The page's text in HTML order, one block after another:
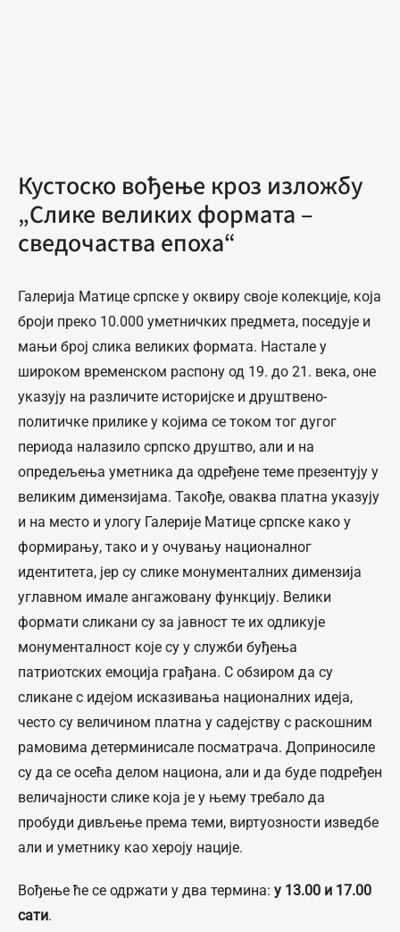
Кустоско вођење кроз изложбу
„Слике великих формата –
сведочаства епоха“
Галерија Матице српске у оквиру своје колекције, која
броји преко 10.000 уметничких предмета, поседује и
мањи број слика великих формата. Настале у
широком временском распону од 19. до 21. века, оне
указују на различите историјске и друштвено-
политичке прилике у којима се током тог дугог
периода налазило српско друштво, али и на
опредељења уметника да одређене теме презентују у
великим димензијама. Такође, оваква платна указују
и на место и улогу Галерије Матице српске како у
формирању, тако и у очувању националног
идентитета, јер су слике монументалних димензија
углавном имале ангажовану функцију. Велики
формати сликани су за јавност те их одликује
монументалност које су у служби буђења
патриотских емоција грађана. С обзиром да су
сликане с идејом исказивања националних идеја,
често су величином платна у садејству с раскошним
рамовима детерминисале посматрача. Доприносиле
су да се осећа делом национа, али и да буде подређен
величајности слике која је у њему требало да
пробуди дивљење према теми, виртуозности изведбе
али и уметнику као хероју нације.
Вођење ће се одржати у два термина: у 13.00 и 17.00
сати.